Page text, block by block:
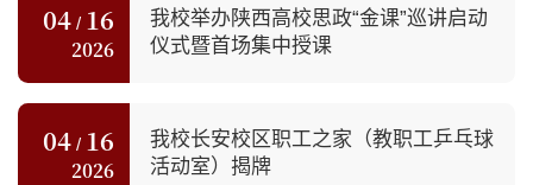
04/ 16
2026
我校举办陕西高校思政“金课”巡讲启动
仪式暨首场集中授课
04/ 16
2026
我校长安校区职工之家（教职工乒乓球
活动室）揭牌